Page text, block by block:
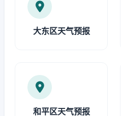
大东区天气预报
和平区天气预报